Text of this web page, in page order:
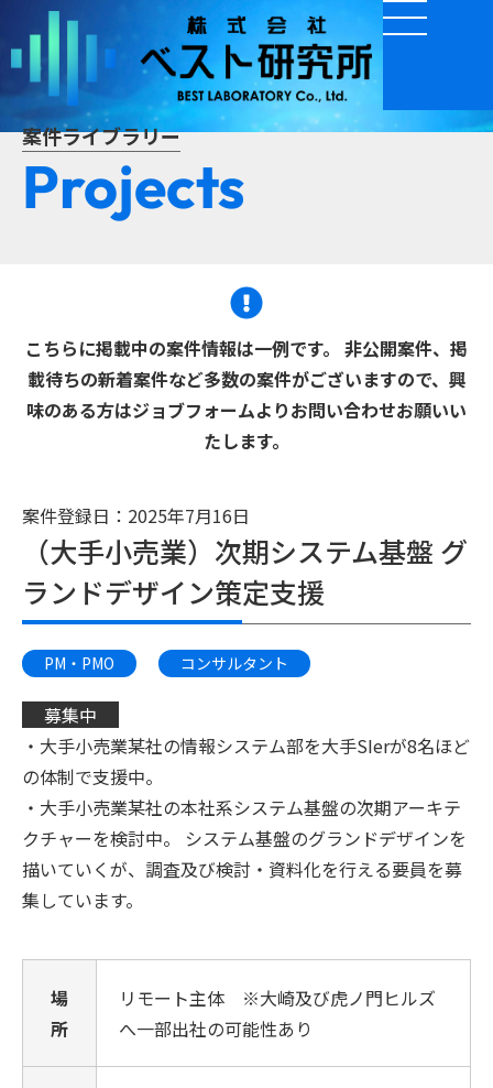
案件ライブラリー
Projects
こちらに掲載中の案件情報は一例です。 非公開案件、掲
載待ちの新着案件など多数の案件がございますので、興
味のある方はジョブフォームよりお問い合わせお願いい
たします。
案件登録日：2025年7月16日
（大手小売業）次期システム基盤 グ
ランドデザイン策定支援
PM・PMO コンサルタント
募集中
・大手小売業某社の情報システム部を大手SIerが8名ほど
の体制で支援中。
・大手小売業某社の本社系システム基盤の次期アーキテ
クチャーを検討中。
システム基盤のグランドデザインを
描いていくが、調査及び検討・資料化を行える要員を募
集しています。
場
所
リモート主体 ※大崎及び虎ノ門ヒルズ
へ一部出社の可能性あり